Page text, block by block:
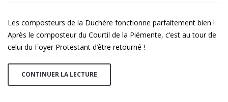
au
composteur
du
Protestant
Les composteurs de la Duchère fonctionne parfaitement bien !
Après le composteur du Courtil de la Piémente, c’est au tour de
celui du Foyer Protestant d’être retourné !
CONTINUER LA LECTURE